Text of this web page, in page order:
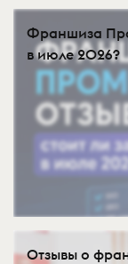
Франшиза
в июле 2026?
Отзывы о